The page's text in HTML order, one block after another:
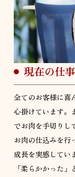
現在の仕
全てのお客様に喜
心掛けています。
でお肉を手切りし
お肉の仕込みを行
成長を実感してい
「柔らかかった